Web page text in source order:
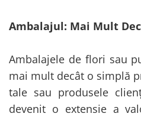
Ambalajul: Mai Mult
Ambalajele de flori sau
mai mult decât o simplă
tale sau produsele
devenit o extensie a